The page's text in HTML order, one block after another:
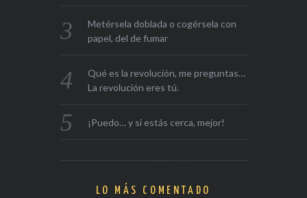
Metérsela doblada o cogérsela con
papel, del de fumar
Qué es la revolución, me preguntas…
La revolución eres tú.
¡Puedo… y si estás cerca, mejor!
LO MÁS COMENTADO